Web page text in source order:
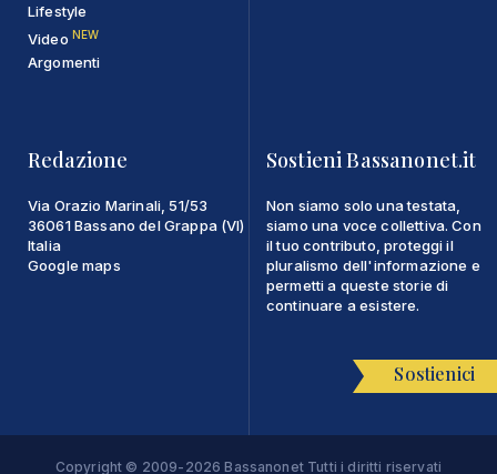
Lifestyle
Video NEW
Argomenti
Redazione
Via Orazio Marinali, 51/53
36061 Bassano del Grappa (VI)
Italia
Google maps
Sostieni Bassanonet.it
Non siamo solo una testata,
siamo una voce collettiva. Con
il tuo contributo, proteggi il
pluralismo dell'informazione e
permetti a queste storie di
continuare a esistere.
Sostienici
Copyright © 2009-2026 Bassanonet Tutti i diritti riservati